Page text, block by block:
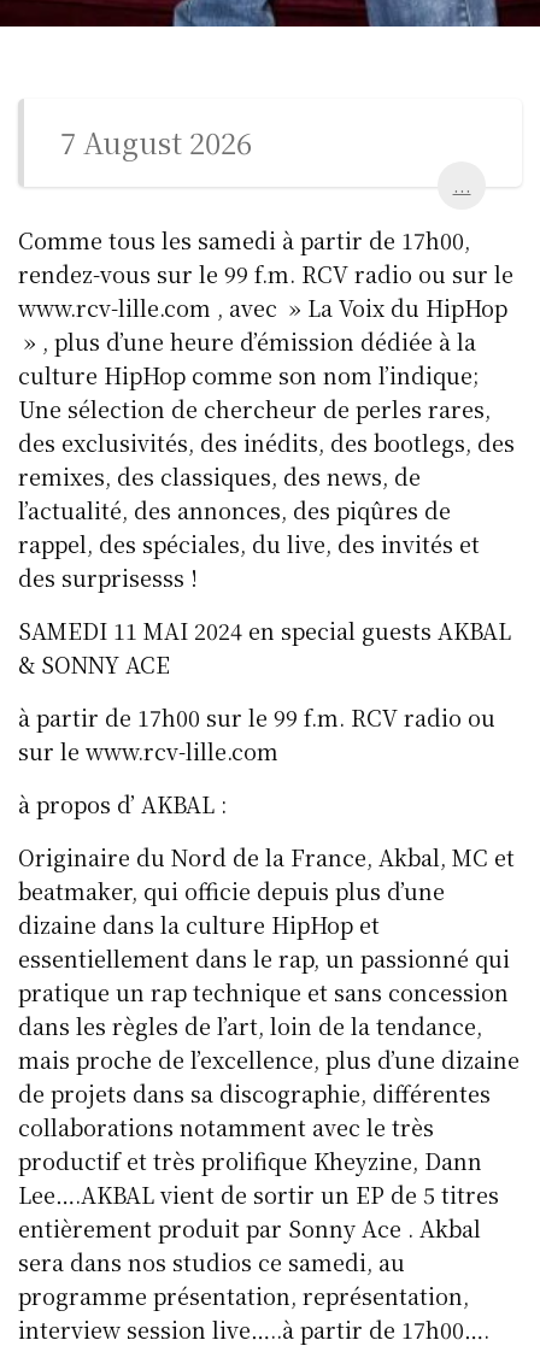
7 August 2026
...
Comme tous les samedi à partir de 17h00,
rendez-vous sur le 99 f.m. RCV radio ou sur le
www.rcv-lille.com , avec » La Voix du HipHop
» , plus d’une heure d’émission dédiée à la
culture HipHop comme son nom l’indique;
Une sélection de chercheur de perles rares,
des exclusivités, des inédits, des bootlegs, des
remixes, des classiques, des news, de
l’actualité, des annonces, des piqûres de
rappel, des spéciales, du live, des invités et
des surprisesss !
SAMEDI 11 MAI 2024 en special guests AKBAL
& SONNY ACE
à partir de 17h00 sur le 99 f.m. RCV radio ou
sur le www.rcv-lille.com
à propos d’ AKBAL :
Originaire du Nord de la France, Akbal, MC et
beatmaker, qui officie depuis plus d’une
dizaine dans la culture HipHop et
essentiellement dans le rap, un passionné qui
pratique un rap technique et sans concession
dans les règles de l’art, loin de la tendance,
mais proche de l’excellence, plus d’une dizaine
de projets dans sa discographie, différentes
collaborations notamment avec le très
productif et très prolifique Kheyzine, Dann
Lee….AKBAL vient de sortir un EP de 5 titres
entièrement produit par Sonny Ace . Akbal
sera dans nos studios ce samedi, au
programme présentation, représentation,
interview session live…..à partir de 17h00….